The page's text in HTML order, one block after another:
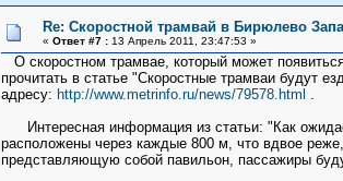
Re: Скоростной трамвай в Бирюлево
« Ответ #7 : 13 Апрель 2011, 23:47:53 »
О скоростном трамвае, который может
прочитать в статье "Скоростные трамваи будут
адресу: http://www.metrinfo.ru/news/79578.html .
Интересная информация из статьи: "Как
расположены через каждые 800 м, что вдвое
представляющую собой павильон, пассажиры